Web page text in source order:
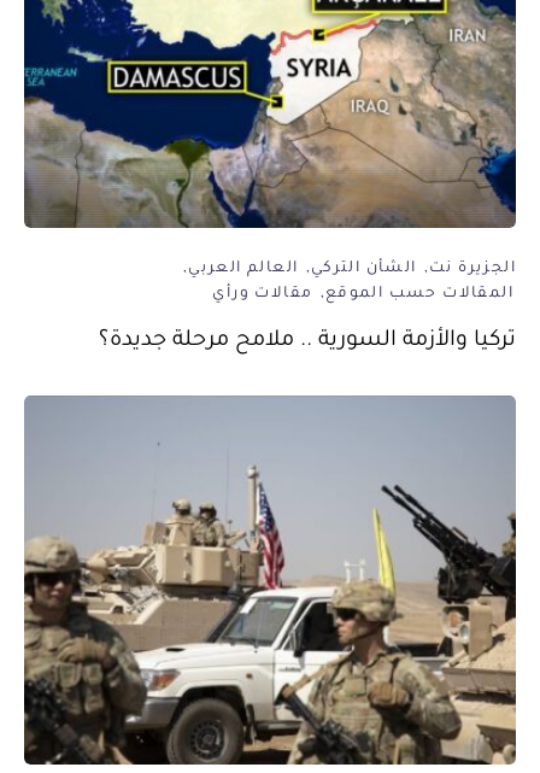
الجزيرة نت الشأن التركي
العالم العربي
المقالات حسب الموقع
مقالات ورأي
تركيا والأزمة السورية .. ملامح مرحلة جديدة؟